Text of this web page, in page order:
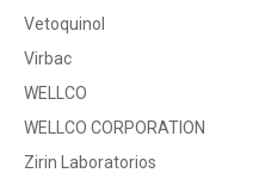
Vetoquinol
Virbac
WELLCO
WELLCO CORPORATION
Zirin Laboratorios